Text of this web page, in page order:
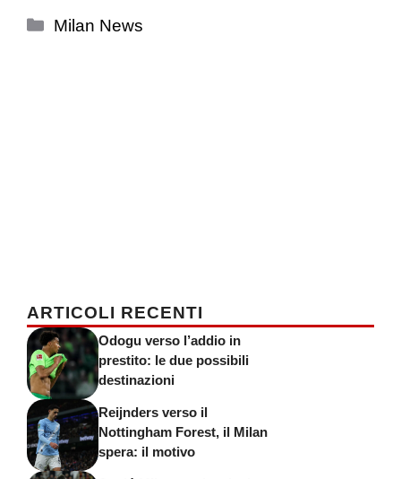
Categorie
Milan News
ARTICOLI RECENTI
Odogu verso l’addio in
prestito: le due possibili
destinazioni
Reijnders verso il
Nottingham Forest, il Milan
spera: il motivo